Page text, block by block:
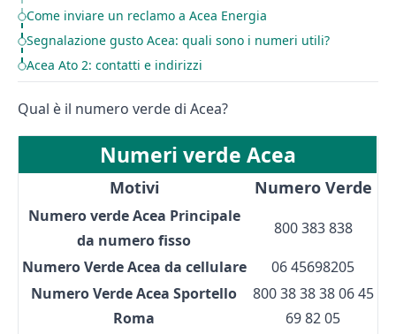
Come inviare un reclamo a Acea Energia
Segnalazione gusto Acea: quali sono i numeri utili?
Acea Ato 2: contatti e indirizzi
Qual è il numero verde di Acea?
Numeri verde Acea
Motivi Numero Verde
Numero verde Acea Principale
da numero fisso
800 383 838
Numero Verde Acea da cellulare
06 45698205
Numero Verde Acea Sportello
Roma
800 38 38 38 06 45
69 82 05